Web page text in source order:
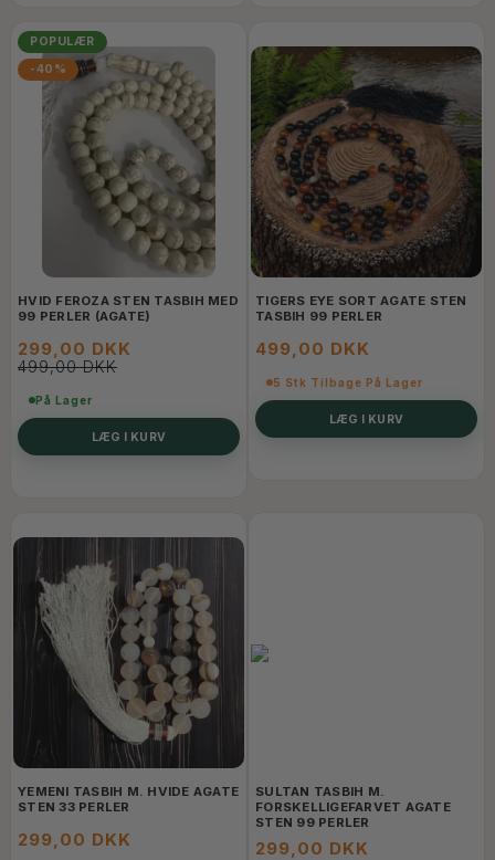
POPULÆR
-40%
HVID FEROZA STEN TASBIH MED
99 PERLER (AGATE)
299,00 DKK
499,00 DKK
På Lager
LÆG I KURV
TIGERS EYE SORT AGATE STEN
TASBIH 99 PERLER
499,00 DKK
5 Stk Tilbage På Lager
LÆG I KURV
YEMENI TASBIH M. HVIDE AGATE
STEN 33 PERLER
299,00 DKK
SULTAN TASBIH M.
FORSKELLIGEFARVET AGATE
STEN 99 PERLER
299,00 DKK